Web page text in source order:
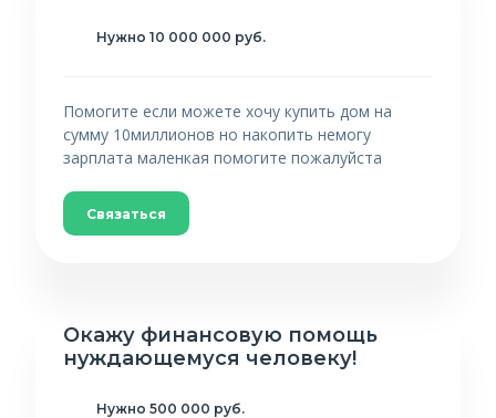
Нужно 10 000 000 руб.
Помогите если можете хочу купить дом на
сумму 10миллионов но накопить немогу
зарплата маленкая помогите пожалуйста
Связаться
Окaжу финaнсовую пoмoщь
нyждaющeмуся чeловeку!
Нужно 500 000 руб.